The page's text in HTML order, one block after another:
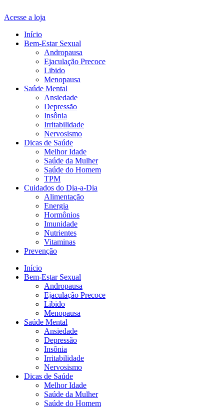
Acesse a loja
Início
Bem-Estar Sexual
Andropausa
Ejaculação Precoce
Libido
Menopausa
Saúde Mental
Ansiedade
Depressão
Insônia
Irritabilidade
Nervosismo
Dicas de Saúde
Melhor Idade
Saúde da Mulher
Saúde do Homem
TPM
Cuidados do Dia-a-Dia
Alimentação
Energia
Hormônios
Imunidade
Nutrientes
Vitaminas
Prevenção
Início
Bem-Estar Sexual
Andropausa
Ejaculação Precoce
Libido
Menopausa
Saúde Mental
Ansiedade
Depressão
Insônia
Irritabilidade
Nervosismo
Dicas de Saúde
Melhor Idade
Saúde da Mulher
Saúde do Homem